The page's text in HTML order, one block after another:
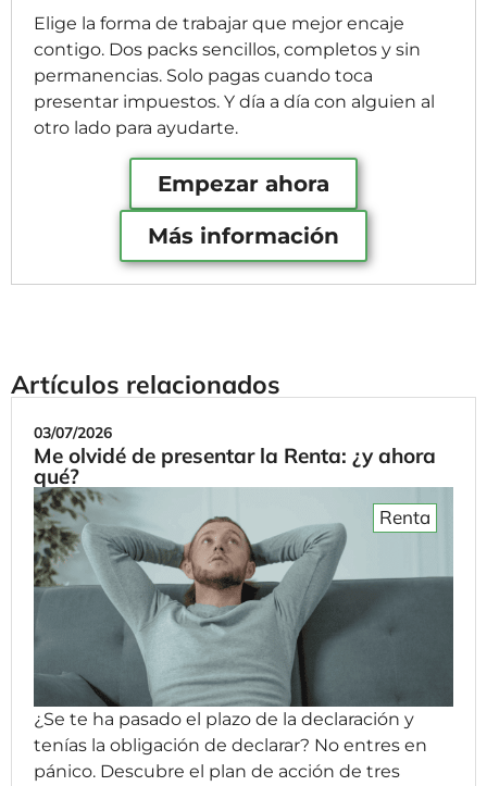
Elige la forma de trabajar que mejor encaje
contigo. Dos packs sencillos, completos y sin
permanencias. Solo pagas cuando toca
presentar impuestos. Y día a día con alguien al
otro lado para ayudarte.
Empezar ahora
Más información
Artículos relacionados
03/07/2026
Me olvidé de presentar la Renta: ¿y ahora
qué?
¿Se te ha pasado el plazo de la declaración y
tenías la obligación de declarar? No entres en
pánico. Descubre el plan de acción de tres
Renta